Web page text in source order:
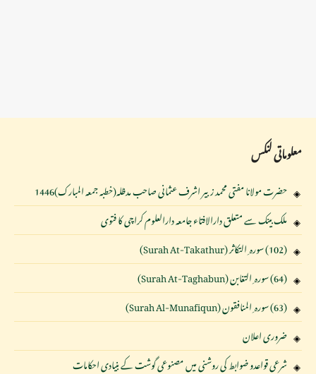
معلوماتی لنکس
حضرت مولانا مفتی محمد زبیر اشرف عثمانی صاحب مدظلہ(خطبہ جمعہ المبارک)1446
ملک بینک سے متعلق دارالافتاء جامعہ دارالعلوم کراچی کا فتوی
(102) سورہ ِ التکاثر (Surah At-Takathur)
(64) سورہ ِ التغابن (Surah At-Taghabun)
(63) سورہ ِ المنافقون (Surah Al-Munafiqun)
ضروری اعلان
شرعی قواعدو ضوابط کی روشنی میں مصنوعی گوشت کے بنیادی احکامات